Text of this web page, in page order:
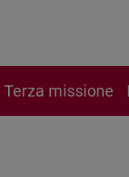
Terza missione